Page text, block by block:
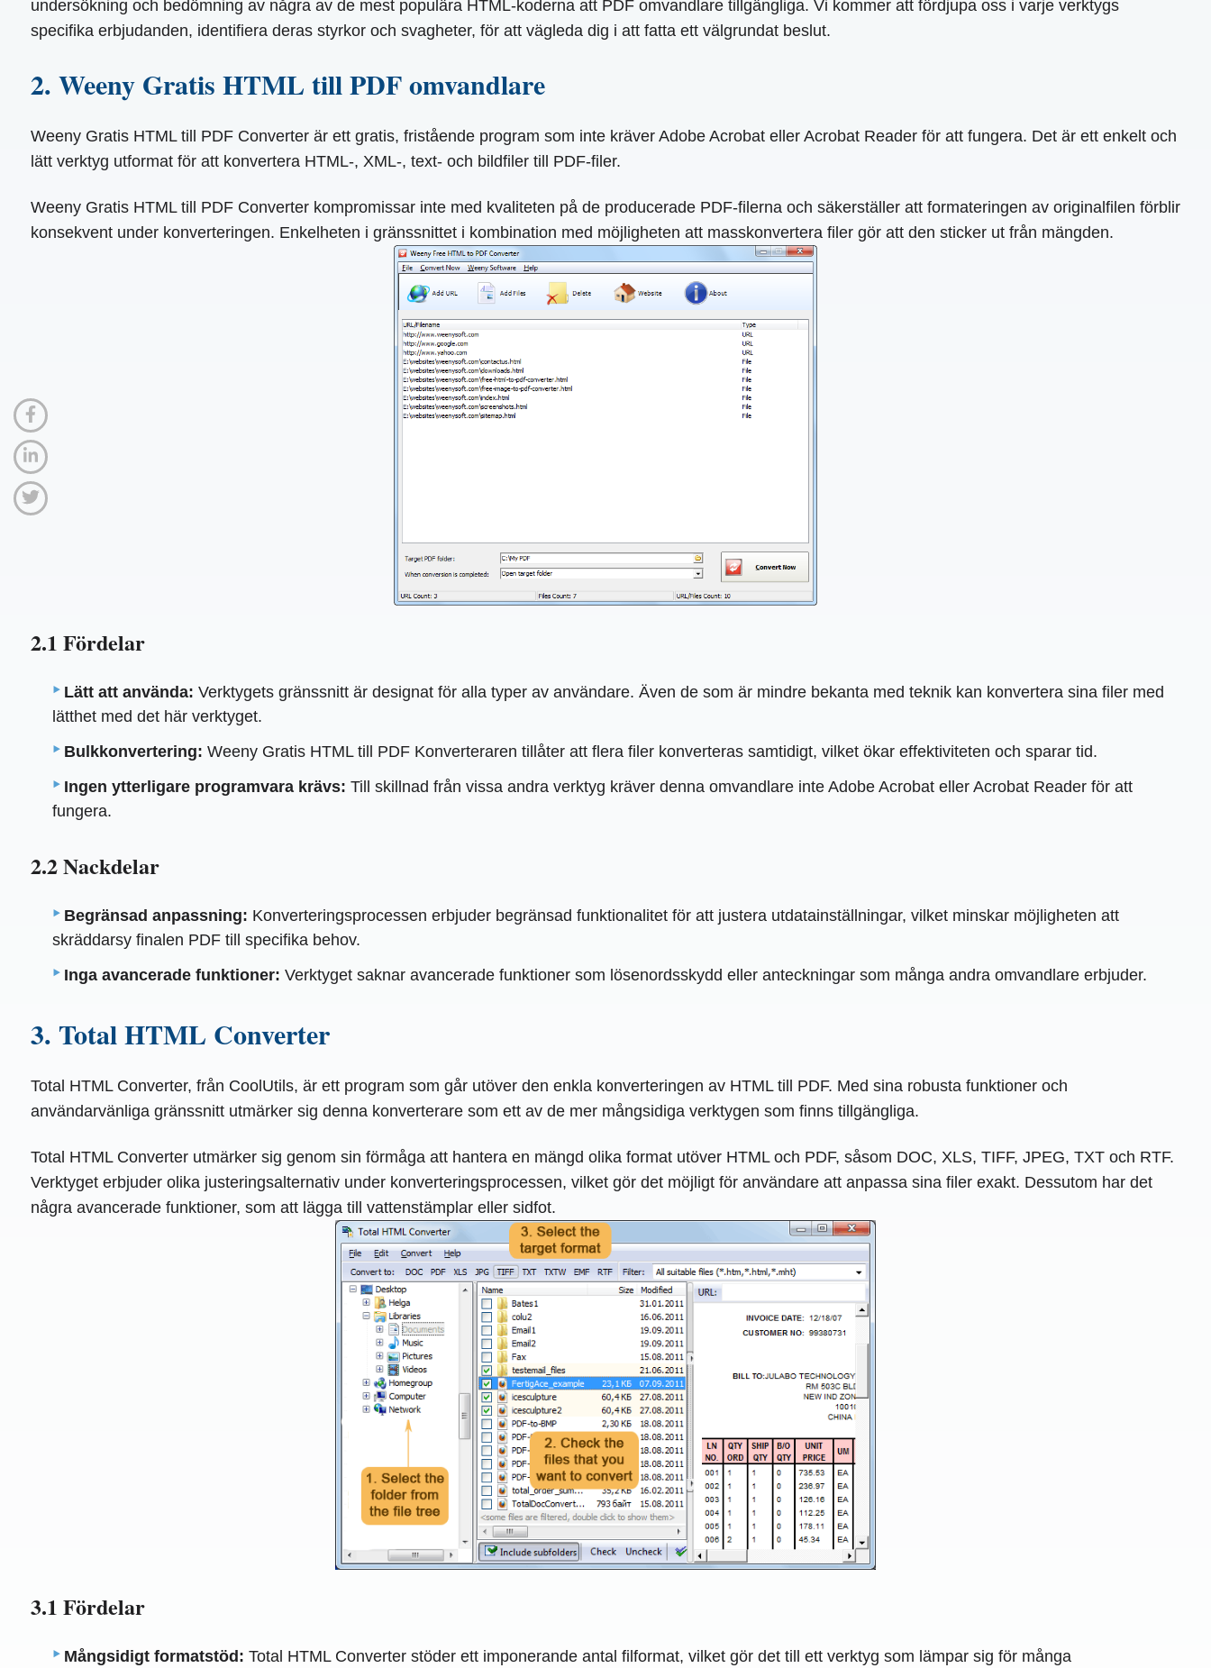
undersökning och bedömning av några av de mest populära HTML-koderna att PDF omvandlare tillgängliga. Vi kommer att fördjupa oss i varje verktygs
specifika erbjudanden, identifiera deras styrkor och svagheter, för att vägleda dig i att fatta ett välgrundat beslut.
2. Weeny Gratis HTML till PDF omvandlare
Weeny Gratis HTML till PDF Converter är ett gratis, fristående program som inte kräver Adobe Acrobat eller Acrobat Reader för att fungera. Det är ett enkelt och
lätt verktyg utformat för att konvertera HTML-, XML-, text- och bildfiler till PDF-filer.
Weeny Gratis HTML till PDF Converter kompromissar inte med kvaliteten på de producerade PDF-filerna och säkerställer att formateringen av originalfilen förblir
konsekvent under konverteringen. Enkelheten i gränssnittet i kombination med möjligheten att masskonvertera filer gör att den sticker ut från mängden.
2.1 Fördelar
Lätt att använda: Verktygets gränssnitt är designat för alla typer av användare. Även de som är mindre bekanta med teknik kan konvertera sina filer med
lätthet med det här verktyget.
Bulkkonvertering: Weeny Gratis HTML till PDF Konverteraren tillåter att flera filer konverteras samtidigt, vilket ökar effektiviteten och sparar tid.
Ingen ytterligare programvara krävs: Till skillnad från vissa andra verktyg kräver denna omvandlare inte Adobe Acrobat eller Acrobat Reader för att
fungera.
2.2 Nackdelar
Begränsad anpassning: Konverteringsprocessen erbjuder begränsad funktionalitet för att justera utdatainställningar, vilket minskar möjligheten att
skräddarsy finalen PDF till specifika behov.
Inga avancerade funktioner: Verktyget saknar avancerade funktioner som lösenordsskydd eller anteckningar som många andra omvandlare erbjuder.
3. Total HTML Converter
Total HTML Converter, från CoolUtils, är ett program som går utöver den enkla konverteringen av HTML till PDF. Med sina robusta funktioner och
användarvänliga gränssnitt utmärker sig denna konverterare som ett av de mer mångsidiga verktygen som finns tillgängliga.
Total HTML Converter utmärker sig genom sin förmåga att hantera en mängd olika format utöver HTML och PDF, såsom DOC, XLS, TIFF, JPEG, TXT och RTF.
Verktyget erbjuder olika justeringsalternativ under konverteringsprocessen, vilket gör det möjligt för användare att anpassa sina filer exakt. Dessutom har det
några avancerade funktioner, som att lägga till vattenstämplar eller sidfot.
3.1 Fördelar
Mångsidigt formatstöd: Total HTML Converter stöder ett imponerande antal filformat, vilket gör det till ett verktyg som lämpar sig för många